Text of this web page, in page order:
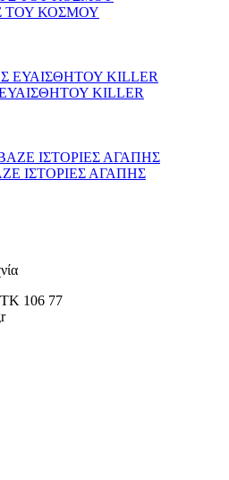
ΤΟΥ ΚΟΣΜΟΥ
KILLER
ΙΣΤΟΡΙΕΣ ΑΓΑΠΗΣ
106 77